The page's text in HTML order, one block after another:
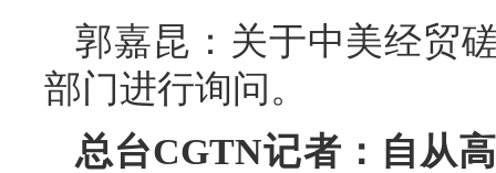
郭嘉昆：关于中美经贸
部门进行询问。
总台CGTN记者：自从